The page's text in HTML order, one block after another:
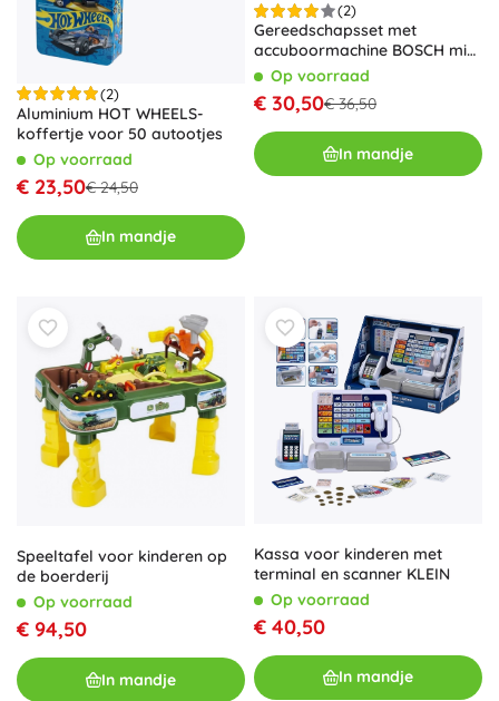
(2)
Aluminium HOT WHEELS-
koffertje voor 50 autootjes
Op voorraad
€ 23,50€ 24,50
In mandje
(2)
Gereedschapsset met
accuboormachine BOSCH mini
van Theo Klein
Op voorraad
€ 30,50€ 36,50
In mandje
Speeltafel voor kinderen op
de boerderij
Op voorraad
€ 94,50
In mandje
Kassa voor kinderen met
terminal en scanner KLEIN
Op voorraad
€ 40,50
In mandje